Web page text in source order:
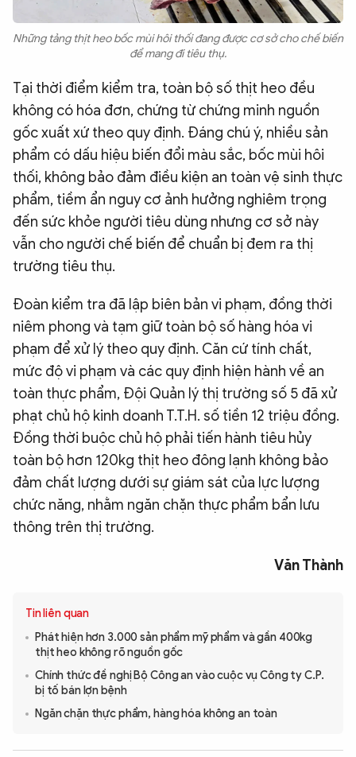
Những tảng thịt heo bốc mùi hôi thối đang được cơ sở cho chế biến
để mang đi tiêu thụ.
Tại thời điểm kiểm tra, toàn bộ số thịt heo đều
không có hóa đơn, chứng từ chứng minh nguồn
gốc xuất xứ theo quy định. Đáng chú ý, nhiều sản
phẩm có dấu hiệu biến đổi màu sắc, bốc mùi hôi
thối, không bảo đảm điều kiện an toàn vệ sinh thực
phẩm, tiềm ẩn nguy cơ ảnh hưởng nghiêm trọng
đến sức khỏe người tiêu dùng nhưng cơ sở này
vẫn cho người chế biến để chuẩn bị đem ra thị
trường tiêu thụ.
Đoàn kiểm tra đã lập biên bản vi phạm, đồng thời
niêm phong và tạm giữ toàn bộ số hàng hóa vi
phạm để xử lý theo quy định. Căn cứ tính chất,
mức độ vi phạm và các quy định hiện hành về an
toàn thực phẩm, Đội Quản lý thị trường số 5 đã xử
phạt chủ hộ kinh doanh T.T.H. số tiền 12 triệu đồng.
Đồng thời buộc chủ hộ phải tiến hành tiêu hủy
toàn bộ hơn 120kg thịt heo đông lạnh không bảo
đảm chất lượng dưới sự giám sát của lực lượng
chức năng, nhằm ngăn chặn thực phẩm bẩn lưu
thông trên thị trường.
Văn Thành
Tin liên quan
Phát hiện hơn 3.000 sản phẩm mỹ phẩm và gần 400kg
thịt heo không rõ nguồn gốc
Chính thức đề nghị Bộ Công an vào cuộc vụ Công ty C.P.
bị tố bán lợn bệnh
Ngăn chặn thực phẩm, hàng hóa không an toàn